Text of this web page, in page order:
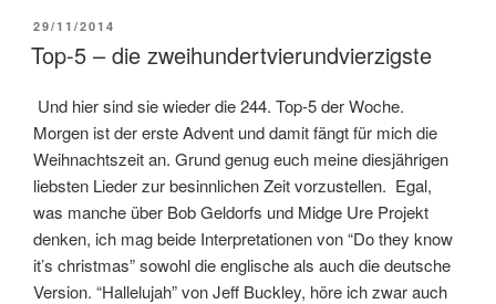
VERÖFFENTLICHT
AM
29/11/2014
Top-5 – die zweihundertvierundvierzigste
Und hier sind sie wieder die 244. Top-5 der Woche.
Morgen ist der erste Advent und damit fängt für mich die
Weihnachtszeit an. Grund genug euch meine diesjährigen
liebsten Lieder zur besinnlichen Zeit vorzustellen. Egal,
was manche über Bob Geldorfs und Midge Ure Projekt
denken, ich mag beide Interpretationen von “Do they know
it’s christmas” sowohl die englische als auch die deutsche
Version. “Hallelujah” von Jeff Buckley, höre ich zwar auch